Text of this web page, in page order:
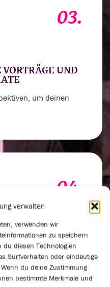
verwalten
verwenden wir
zu speichern
diesen Technologien
Surfverhalten oder eindeutige
du deine Zustimmung
bestimmte Merkmale und
03.
VORTRÄGE UND
um deinen
04.
UND